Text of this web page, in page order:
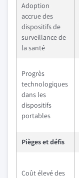
Adoption
accrue des
dispositifs de
surveillance de
la santé
Progrès
technologiques
dans les
dispositifs
portables
Pièges et défis
Coût élevé des